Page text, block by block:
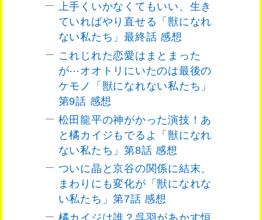
上手くいかなくてもいい、生き
ていればやり直せる「獣になれ
ない私たち」最終話 感想
これじれた恋愛はまとまった
が⋯オオトリにいたのは最後の
ケモノ「獣になれない私たち」
第9話 感想
松田龍平の神がかった演技！あ
と橘カイジもでるよ「獣になれ
ない私たち」第8話 感想
ついに晶と京谷の関係に結末、
まわりにも変化が「獣になれな
い私たち」第7話 感想
橘カイジは誰？呉羽があかす恒